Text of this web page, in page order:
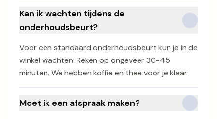
Kan ik wachten tijdens de
onderhoudsbeurt?
Voor een standaard onderhoudsbeurt kun je in de
winkel wachten. Reken op ongeveer 30-45
minuten. We hebben koffie en thee voor je klaar.
Moet ik een afspraak maken?